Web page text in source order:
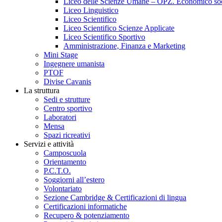
Liceo Linguistico
Liceo Scientifico
Liceo Scientifico Scienze Applicate
Liceo Scientifico Sportivo
Amministrazione, Finanza e Marketing
Mini Stage
Ingegnere umanista
PTOF
Divise Cavanis
La struttura
Sedi e strutture
Centro sportivo
Laboratori
Mensa
Spazi ricreativi
Servizi e attività
Camposcuola
Orientamento
P.C.T.O.
Soggiorni all’estero
Volontariato
Sezione Cambridge & Certificazioni di lingua
Certificazioni informatiche
Recupero & potenziamento